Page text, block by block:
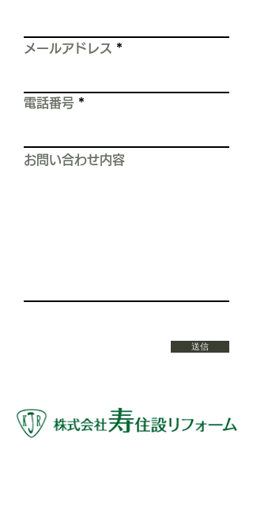
――
メールアドレス
電話番号
お問い合わせ内容
送信